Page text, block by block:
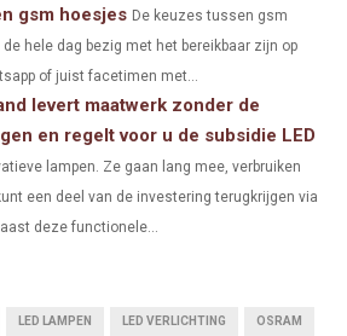
gsm hoesjes De keuzes tussen gsm
hele dag bezig met het bereikbaar zijn op
of juist facetimen met...
levert maatwerk zonder de
en regelt voor u de subsidie LED
lampen. Ze gaan lang mee, verbruiken
een deel van de investering terugkrijgen via
deze functionele...
LED LAMPEN LED VERLICHTING OSRAM